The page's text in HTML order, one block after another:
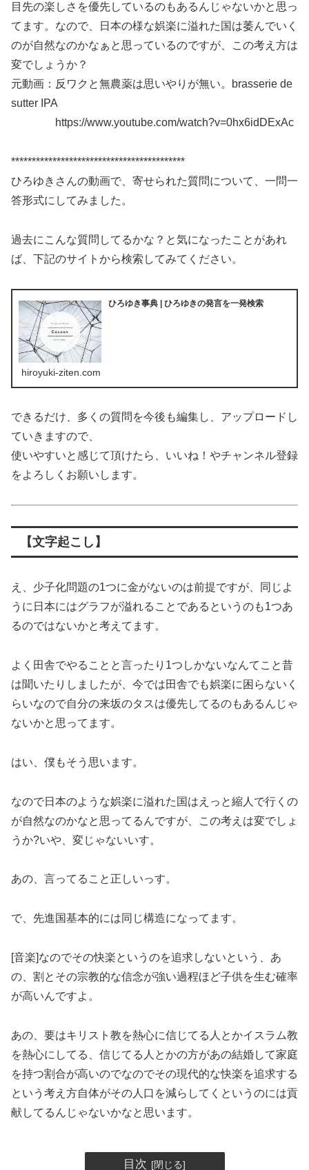
目先の楽しさを優先しているのもあるんじゃないかと思っ
てます。なので、日本の様な娯楽に溢れた国は萎んでいく
のが自然なのかなぁと思っているのですが、この考え方は
変でしょうか？
元動画：反ワクと無農薬は思いやりが無い。brasserie de
sutter IPA
https://www.youtube.com/watch?v=0hx6idDExAc
******************************************
ひろゆきさんの動画で、寄せられた質問について、一問一
答形式にしてみました。
過去にこんな質問してるかな？と気になったことがあれ
ば、下記のサイトから検索してみてください。
ひろゆき事典 | ひろゆきの発言を一発検索
hiroyuki-ziten.com
できるだけ、多くの質問を今後も編集し、アップロードし
ていきますので、
使いやすいと感じて頂けたら、いいね！やチャンネル登録
をよろしくお願いします。
【文字起こし】
え、少子化問題の1つに金がないのは前提ですが、同じよ
うに日本にはグラフが溢れることであるというのも1つあ
るのではないかと考えてます。
よく田舎でやることと言ったり1つしかないなんてこと昔
は聞いたりしましたが、今では田舎でも娯楽に困らないく
らいなので自分の来坂のタスは優先してるのもあるんじゃ
ないかと思ってます。
はい、僕もそう思います。
なので日本のような娯楽に溢れた国はえっと縮人で行くの
が自然なのかなと思ってるんですが、この考えは変でしょ
うか?いや、変じゃないいす。
あの、言ってること正しいっす。
で、先進国基本的には同じ構造になってます。
[音楽]なのでその快楽というのを追求しないという、あ
の、割とその宗教的な信念が強い過程ほど子供を生む確率
が高いんですよ。
あの、要はキリスト教を熱心に信じてる人とかイスラム教
を熱心にしてる、信じてる人とかの方があの結婚して家庭
を持つ割合が高いのでなのでその現代的な快楽を追求する
という考え方自体がその人口を減らしてくというのには貢
献してるんじゃないかなと思います。
目次